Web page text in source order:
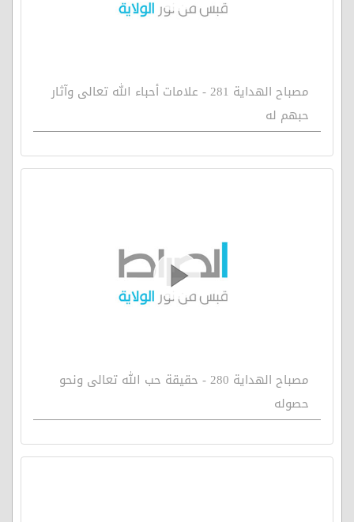
مصباح الهداية 281 - علامات أحباء الله تعالى وآثار
حبهم له
مصباح الهداية 280 - حقيقة حب الله تعالى ونحو
حصوله